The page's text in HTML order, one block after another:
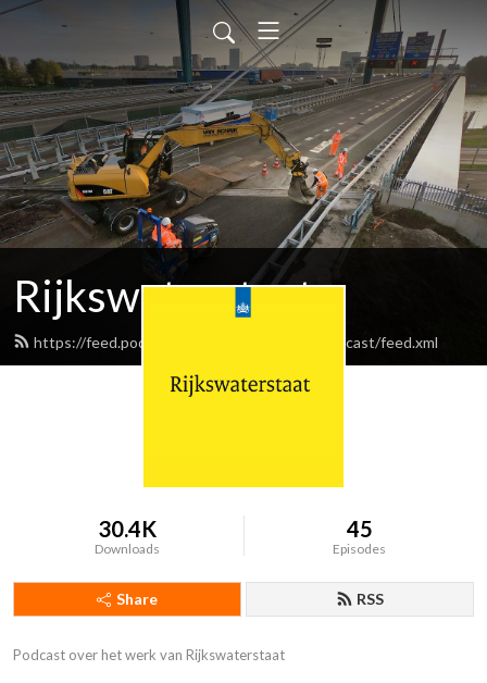
Rijkswaterstaat
https://feed.podbean.com/rijkswaterstaatpodcast/feed.xml
30.4K
Downloads
45
Episodes
Share RSS
Podcast over het werk van Rijkswaterstaat